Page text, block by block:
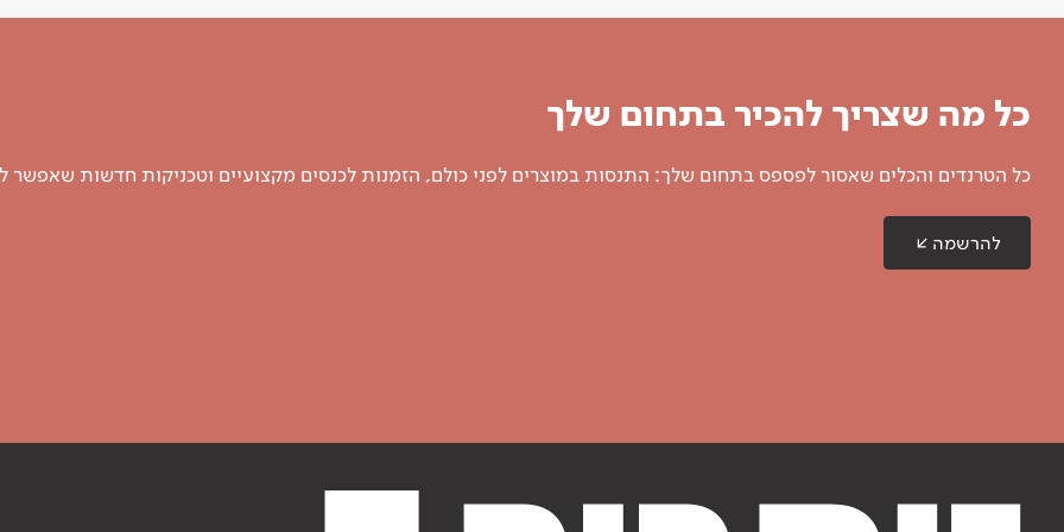
כל מה שצריך להכיר בתחום שלך
כל הטרנדים והכלים שאסור לפספס בתחום שלך: התנסות במוצרים לפני כולם, הזמנות לכנסים מקצועיים וטכניקות חדשות שאפשר
להרשמה